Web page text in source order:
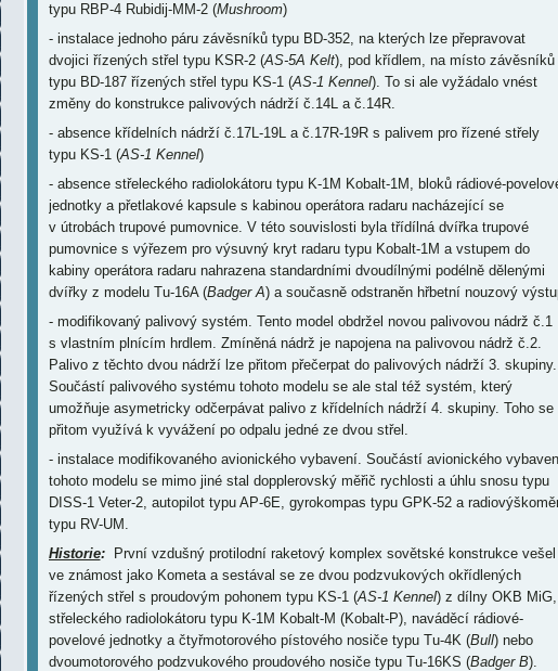
typu RBP-4 Rubidij-MM-2 (Mushroom)
- instalace jednoho páru závěsníků typu BD-352, na kterých lze přepravovat
dvojici řízených střel typu KSR-2 (AS-5A Kelt), pod křídlem, na místo závěsníků
typu BD-187 řízených střel typu KS-1 (AS-1 Kennel). To si ale vyžádalo vnést
změny do konstrukce palivových nádrží č.14L a č.14R.
- absence křídelních nádrží č.17L-19L a č.17R-19R s palivem pro řízené střely
typu KS-1 (AS-1 Kennel)
- absence střeleckého radiolokátoru typu K-1M Kobalt-1M, bloků rádiové-
jednotky a přetlakové kapsule s kabinou operátora radaru nacházející se
v útrobách trupové pumovnice. V této souvislosti byla třídílná dvířka trupové
pumovnice s výřezem pro výsuvný kryt radaru typu Kobalt-1M a vstupem do
kabiny operátora radaru nahrazena standardními dvoudílnými podélně dělenými
dvířky z modelu Tu-16A (Badger A) a současně odstraněn hřbetní nouzový
- modifikovaný palivový systém. Tento model obdržel novou palivovou nádrž č.1
s vlastním plnícím hrdlem. Zmíněná nádrž je napojena na palivovou nádrž č.2.
Palivo z těchto dvou nádrží lze přitom přečerpat do palivových nádrží 3. skupiny.
Součástí palivového systému tohoto modelu se ale stal též systém, který
umožňuje asymetricky odčerpávat palivo z křídelních nádrží 4. skupiny. Toho se
přitom využívá k vyvážení po odpalu jedné ze dvou střel.
- instalace modifikovaného avionického vybavení. Součástí avionického
tohoto modelu se mimo jiné stal dopplerovský měřič rychlosti a úhlu snosu typu
DISS-1 Veter-2, autopilot typu AP-6E, gyrokompas typu GPK-52 a
typu RV-UM.
Historie:První vzdušný protilodní raketový komplex sovětské konstrukce vešel
ve známost jako Kometa a sestával se ze dvou podzvukových okřídlených
řízených střel s proudovým pohonem typu KS-1 (AS-1 Kennel) z dílny OKB MiG,
střeleckého radiolokátoru typu K-1M Kobalt-M (Kobalt-P), naváděcí rádiové-
povelové jednotky a čtyřmotorového pístového nosiče typu Tu-4K (Bull) nebo
dvoumotorového podzvukového proudového nosiče typu Tu-16KS (Badger B).